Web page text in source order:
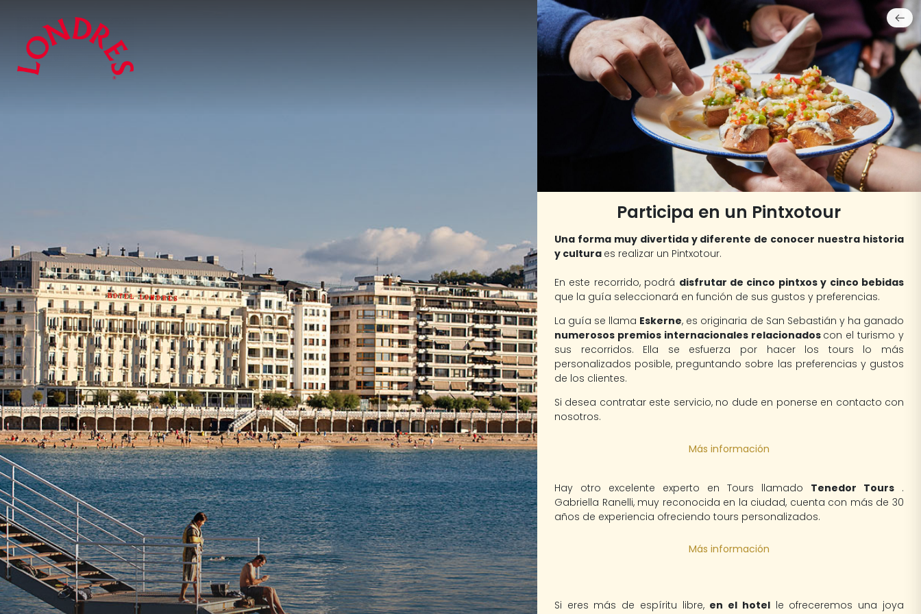
Participa en un Pintxotour
Una forma muy divertida y diferente de conocer nuestra historia
y cultura es realizar un Pintxotour.
En este recorrido, podrá disfrutar de cinco pintxos y cinco bebidas
que la guía seleccionará en función de sus gustos y preferencias.
La guía se llama Eskerne, es originaria de San Sebastián y ha ganado
numerosos premios internacionales relacionados con el turismo y
sus recorridos. Ella se esfuerza por hacer los tours lo más
personalizados posible, preguntando sobre las preferencias y gustos
de los clientes.
Si desea contratar este servicio, no dude en ponerse en contacto con
nosotros.
Más información
Hay otro excelente experto en Tours llamado Tenedor Tours.
Gabriella Ranelli, muy reconocida en la ciudad, cuenta con más de 30
años de experiencia ofreciendo tours personalizados.
Más información
Si eres más de espíritu libre, en el hotelle ofreceremos una joya